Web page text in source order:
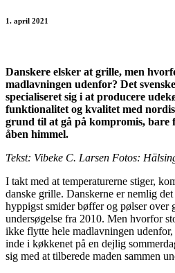
1. april 2021
Danskere elsker at grille, men
madlavningen udenfor? Det
specialiseret sig i at producere
funktionalitet og kvalitet med
grund til at gå på kompromis,
åben himmel.
Tekst: Vibeke C. Larsen Fotos:
I takt med at temperaturerne stiger,
danske grille. Danskerne er nemlig
hyppigst smider bøffer og pølser over
undersøgelse fra 2010. Men hvorfor
ikke flytte hele madlavningen udenfor,
inde i køkkenet på en dejlig
sig med at tilberede maden sammen